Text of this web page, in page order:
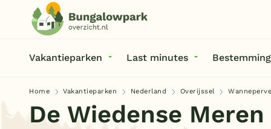
Vakantieparken Last minutes
Home Vakantieparken Nederland Overijssel
De Wiedense Meren